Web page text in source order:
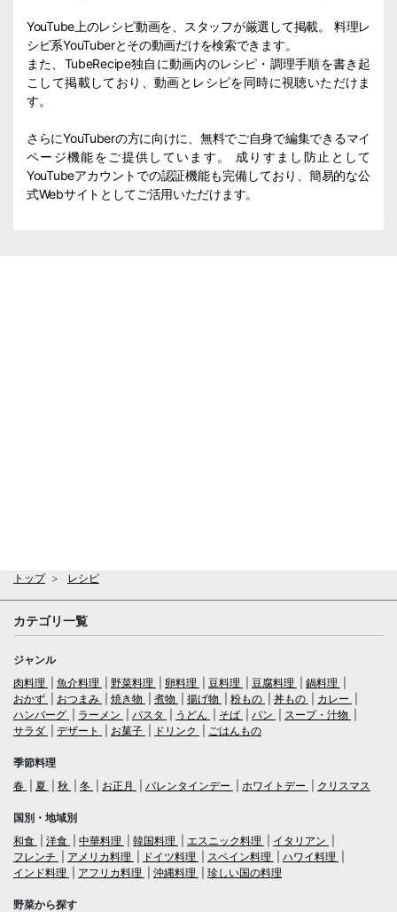
YouTube上のレシピ動画を、スタッフが厳選して掲載。 料理レ
シピ系YouTuberとその動画だけを検索できます。
また、TubeRecipe独自に動画内のレシピ・調理手順を書き起
こして掲載しており、動画とレシピを同時に視聴いただけま
す。
さらにYouTuberの方に向けに、無料でご自身で編集できるマイ
ページ機能をご提供しています。 成りすまし防止として
YouTubeアカウントでの認証機能も完備しており、簡易的な公
式Webサイトとしてご活用いただけます。
トップ レシピ
カテゴリ一覧
ジャンル
肉料理
魚介料理 野菜料理 卵料理 豆料理 豆腐料理
鍋料理
おかず
おつまみ 焼き物 煮物 揚げ物 粉もの 丼もの
カレー
ハンバーグ
ラーメン パスタ うどん そば パン
スープ・汁物
サラダ
デザート お菓子 ドリンク ごはんもの
季節料理
春
夏 秋 冬 お正月 バレンタインデー ホワイトデー クリスマス
国別・地域別
和食
洋食 中華料理 韓国料理 エスニック料理
イタリアン
フレンチ
アメリカ料理 ドイツ料理 スペイン料理
ハワイ料理
インド料理
アフリカ料理 沖縄料理 珍しい国の料理
野菜から探す